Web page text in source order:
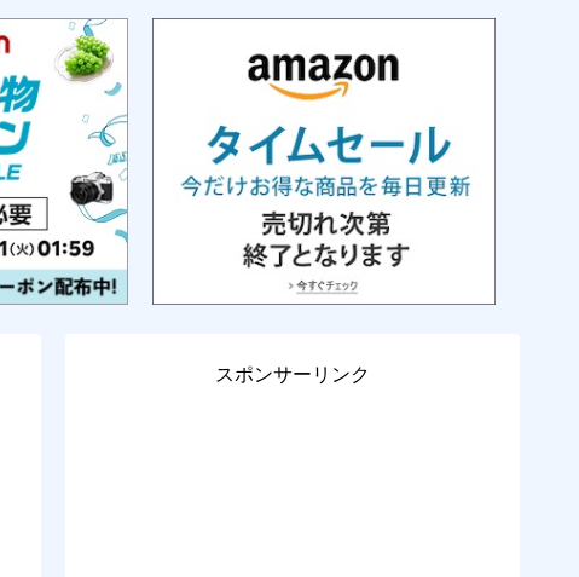
スポンサーリンク